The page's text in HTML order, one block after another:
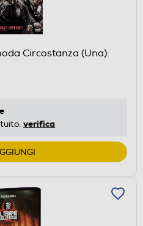
Circostanza (Una):
verifica